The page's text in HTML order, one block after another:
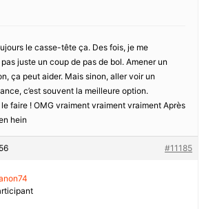
le casse-tête ça. Des fois, je me
pas juste un coup de pas de bol. Amener un
ça peut aider. Mais sinon, aller voir un
c’est souvent la meilleure option.
faire ! OMG vraiment vraiment vraiment Après
hein
#11185